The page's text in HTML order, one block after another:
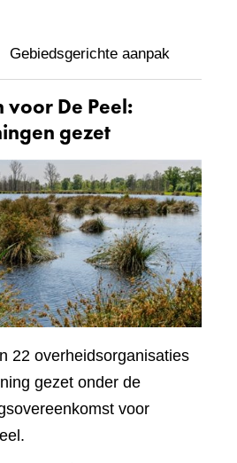
Gebiedsgerichte aanpak
De Peel:
gezet
22 overheidsorganisaties
gezet onder de
voor